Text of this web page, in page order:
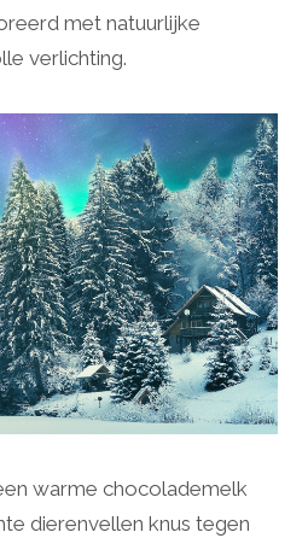
met natuurlijke
verlichting.
warme chocolademelk
dierenvellen knus tegen